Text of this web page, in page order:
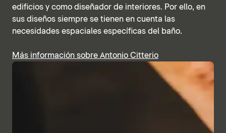
edificios y como diseñador de interiores. Por ello, en
sus diseños siempre se tienen en cuenta las
necesidades espaciales específicas del baño.
Más información sobre Antonio Citterio